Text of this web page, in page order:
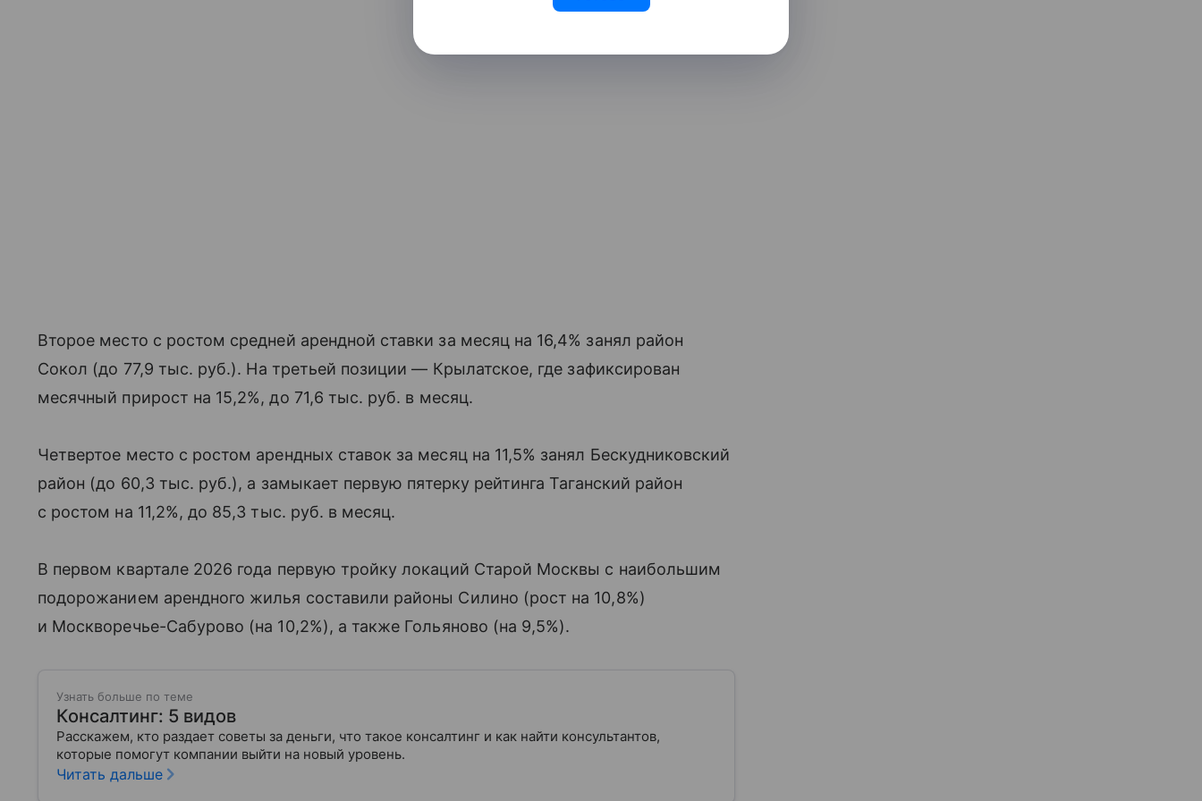
Второе место с ростом средней арендной ставки за месяц на 16,4% занял район
Сокол (до 77,9 тыс. руб.). На третьей позиции — Крылатское, где зафиксирован
месячный прирост на 15,2%, до 71,6 тыс. руб. в месяц.
Четвертое место с ростом арендных ставок за месяц на 11,5% занял Бескудниковский
район (до 60,3 тыс. руб.), а замыкает первую пятерку рейтинга Таганский район
с ростом на 11,2%, до 85,3 тыс. руб. в месяц.
В первом квартале 2026 года первую тройку локаций Старой Москвы с наибольшим
подорожанием арендного жилья составили районы Силино (рост на 10,8%)
и Москворечье-Сабурово (на 10,2%), а также Гольяново (на 9,5%).
Узнать больше по теме
Консалтинг: 5 видов
Расскажем, кто раздает советы за деньги, что такое консалтинг и как найти консультантов,
которые помогут компании выйти на новый уровень.
Читать дальше